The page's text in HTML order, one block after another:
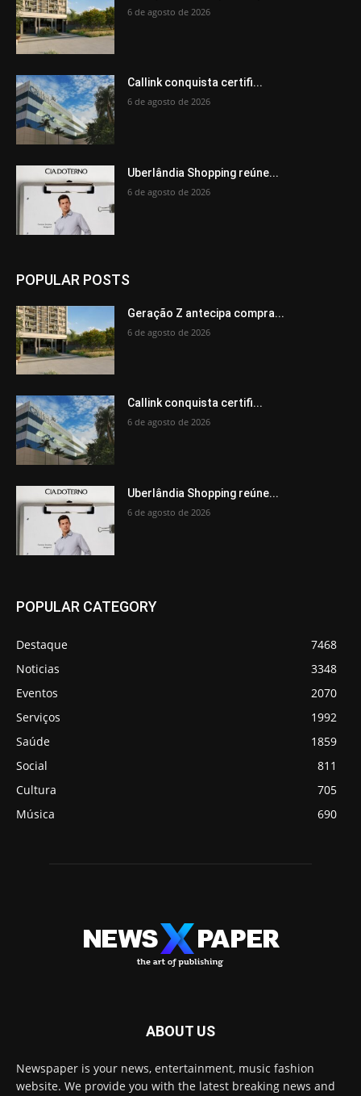
6 de agosto de 2026
Callink conquista certifi...
6 de agosto de 2026
Uberlândia Shopping reúne...
6 de agosto de 2026
POPULAR POSTS
Geração Z antecipa compra...
6 de agosto de 2026
Callink conquista certifi...
6 de agosto de 2026
Uberlândia Shopping reúne...
6 de agosto de 2026
POPULAR CATEGORY
Destaque
7468
Noticias
3348
Eventos
2070
Serviços
1992
Saúde
1859
Social
811
Cultura
705
Música
690
ABOUT US
Newspaper is your news, entertainment, music fashion
website. We provide you with the latest breaking news and